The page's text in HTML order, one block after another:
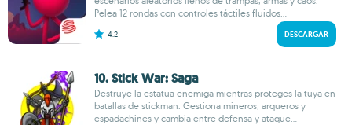
Pelea 12 rondas con controles táctiles fluidos...
4.2 DESCARGAR
10. Stick War: Saga
Destruye la estatua enemiga mientras proteges la tuya en
batallas de stickman. Gestiona mineros, arqueros y
espadachines y cambia entre defensa y ataque...